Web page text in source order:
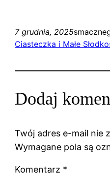
7 grudnia, 2025
Ciasteczka i Małe
Dodaj
Twój adres e-mail nie
Wymagane pola są
Komentarz *